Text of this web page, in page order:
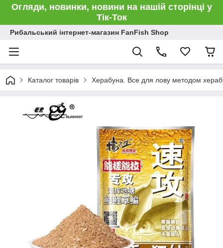
Огляди, новинки, новини на нашій сторінці у
Тік-Ток
Рибальський інтернет-магазин FanFish Shop
Каталог товарів Херабуна. Все для лову методом